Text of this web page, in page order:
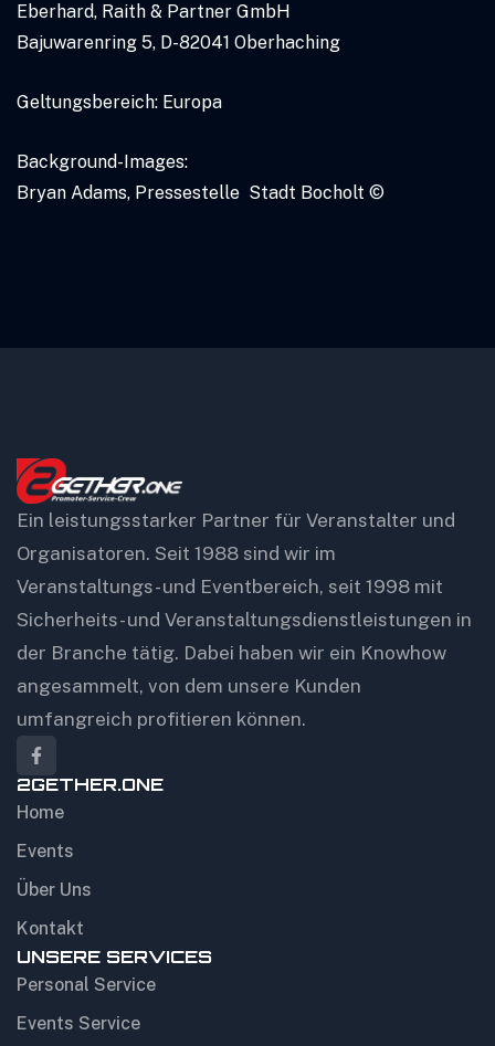
Eberhard, Raith & Partner GmbH
Bajuwarenring 5, D-82041 Oberhaching
Geltungsbereich: Europa
Background-Images:
Bryan Adams, Pressestelle Stadt Bocholt ©
Ein leistungsstarker Partner für Veranstalter und
Organisatoren. Seit 1988 sind wir im
Veranstaltungs- und Eventbereich, seit 1998 mit
Sicherheits- und Veranstaltungsdienstleistungen in
der Branche tätig. Dabei haben wir ein Knowhow
angesammelt, von dem unsere Kunden
umfangreich profitieren können.
2GETHER.ONE
Home
Events
Über Uns
Kontakt
UNSERE SERVICES
Personal Service
Events Service